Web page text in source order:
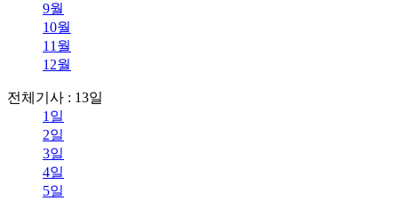
9월
10월
11월
12월
전체기사 : 13일
1일
2일
3일
4일
5일